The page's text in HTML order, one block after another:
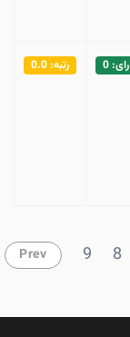
رای: 0 رتبه: 0.0
8
9
Prev